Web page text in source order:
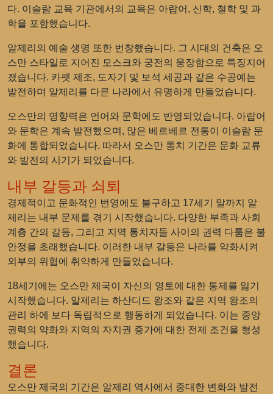
다. 이슬람 교육 기관에서의 교육은 아랍어, 신학, 철학 및 과
학을 포함했습니다.
알제리의 예술 생명 또한 번창했습니다. 그 시대의 건축은 오
스만 스타일로 지어진 모스크와 궁전의 웅장함으로 특징지어
졌습니다. 카펫 제조, 도자기 및 보석 세공과 같은 수공예는
발전하며 알제리를 다른 나라에서 유명하게 만들었습니다.
오스만의 영향력은 언어와 문학에도 반영되었습니다. 아랍어
와 문학은 계속 발전했으며, 많은 베르베르 전통이 이슬람 문
화에 통합되었습니다. 따라서 오스만 통치 기간은 문화 교류
와 발전의 시기가 되었습니다.
내부 갈등과 쇠퇴
경제적이고 문화적인 번영에도 불구하고 17세기 말까지 알
제리는 내부 문제를 겪기 시작했습니다. 다양한 부족과 사회
계층 간의 갈등, 그리고 지역 통치자들 사이의 권력 다툼은 불
안정을 초래했습니다. 이러한 내부 갈등은 나라를 약화시켜
외부의 위협에 취약하게 만들었습니다.
18세기에는 오스만 제국이 자신의 영토에 대한 통제를 잃기
시작했습니다. 알제리는 하산디드 왕조와 같은 지역 왕조의
관리 하에 보다 독립적으로 행동하게 되었습니다. 이는 중앙
권력의 약화와 지역의 자치권 증가에 대한 전제 조건을 형성
했습니다.
결론
오스만 제국의 기간은 알제리 역사에서 중대한 변화와 발전